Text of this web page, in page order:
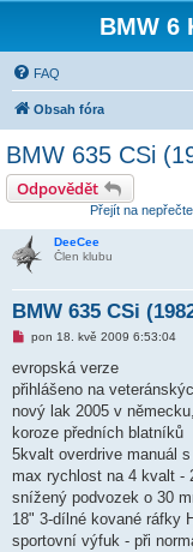
BMW 6
FAQ
Obsah fóra
BMW 635 CSi
Odpovědět
Přejít na
DeeCee
Člen klubu
BMW 635 CSi
N
v
p
ř
s
p
v
e
pon 18. kvě 2009 6:53:04
evropská verze
přihlášeno na
nový lak 2005 v
koroze předních blatníků
5kvalt overdrive manuál
max rychlost na 4 kvalt -
snížený podvozek o 30
18" 3-dílné kované ráfky
sportovní výfuk - při